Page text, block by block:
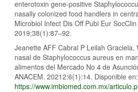
enterotoxin gene-positive
nasally colonized food handlers in
Microbiol Infect Dis Off Publ Eur
2019;38(1):87–92.
Jeanette AFF Cabral P Leilah Graciela,
nasal de Staphylococcus aureus en
alimentos del Mercado No 4 de
ANACEM. 20212:6(1):14. Disponible en:
https://www.imbiomed.com.mx/